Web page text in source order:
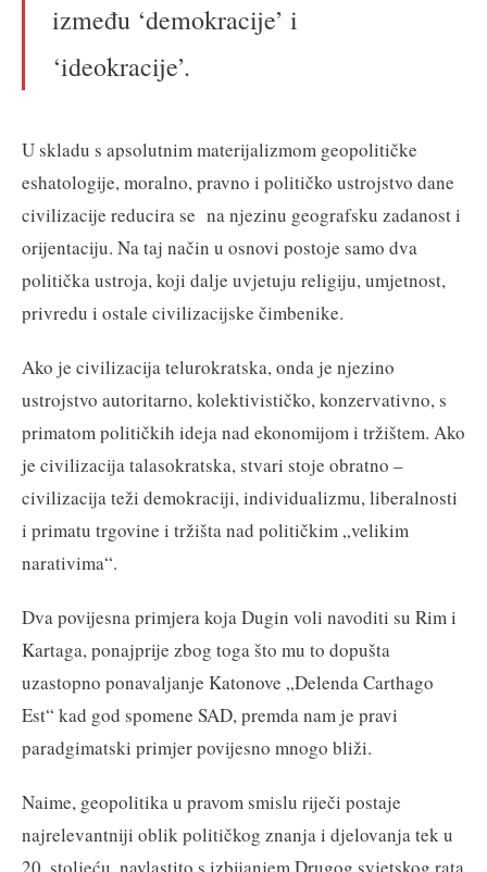
između ‘demokracije’ i
‘ideokracije’.
U skladu s apsolutnim materijalizmom geopolitičke
eshatologije, moralno, pravno i političko ustrojstvo dane
civilizacije reducira se na njezinu geografsku zadanost i
orijentaciju. Na taj način u osnovi postoje samo dva
politička ustroja, koji dalje uvjetuju religiju, umjetnost,
privredu i ostale civilizacijske čimbenike.
Ako je civilizacija telurokratska, onda je njezino
ustrojstvo autoritarno, kolektivističko, konzervativno, s
primatom političkih ideja nad ekonomijom i tržištem. Ako
je civilizacija talasokratska, stvari stoje obratno –
civilizacija teži demokraciji, individualizmu, liberalnosti
i primatu trgovine i tržišta nad političkim „velikim
narativima“.
Dva povijesna primjera koja Dugin voli navoditi su Rim i
Kartaga, ponajprije zbog toga što mu to dopušta
uzastopno ponavaljanje Katonove „Delenda Carthago
Est“ kad god spomene SAD, premda nam je pravi
paradgimatski primjer povijesno mnogo bliži.
Naime, geopolitika u pravom smislu riječi postaje
najrelevantniji oblik političkog znanja i djelovanja tek u
20. stoljeću, navlastito s izbijanjem Drugog svjetskog rata